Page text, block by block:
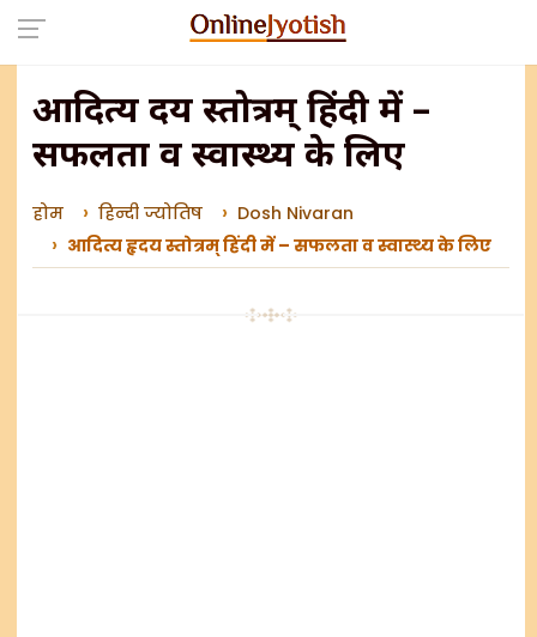
आदित्य हृदय स्तोत्रम् हिंदी में –
सफलता व स्वास्थ्य के लिए
होम हिन्दी ज्योतिष
Dosh Nivaran
आदित्य हृदय स्तोत्रम् हिंदी में – सफलता व स्वास्थ्य के लिए